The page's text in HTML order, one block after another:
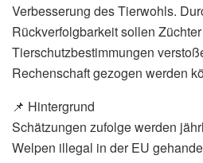
Verbesserung des Tierwohls.
Rückverfolgbarkeit sollen
Tierschutzbestimmungen
Rechenschaft gezogen werden
📌 Hintergrund
Schätzungen zufolge werden
Welpen illegal in der EU